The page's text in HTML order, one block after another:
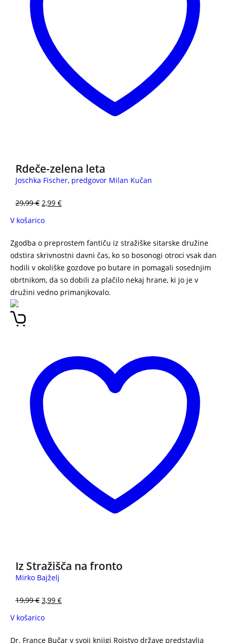
Rdeče-zelena leta
Joschka Fischer, predgovor Milan Kučan
29,99€ 2,99 €
V košarico
Zgodba o preprostem fantiču iz stražiške sitarske družine
odstira skrivnostni davni čas, ko so bosonogi otroci vsak dan
hodili v okoliške gozdove po butare in pomagali sosednjim
obrtnikom, da so dobili za plačilo nekaj hrane, ki jo je v
družini vedno primanjkovalo.
Iz Stražišča na fronto
Mirko Bajželj
19,99€ 3,99 €
V košarico
Dr. France Bučar v svoji knjigi Rojstvo države predstavlja